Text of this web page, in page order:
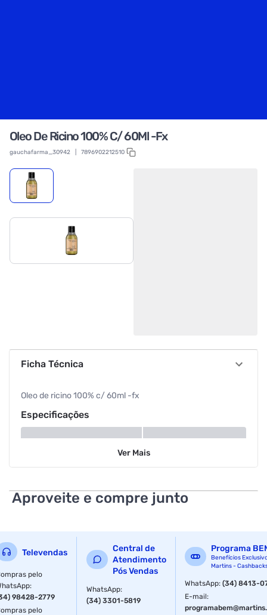
Oleo De Ricino 100% C/ 60Ml -Fx
gauchafarma_30942 7896902212510
Ficha Técnica
Oleo de ricino 100% c/ 60ml -fx
Especificações
Ver Mais
Aproveite e compre junto
Televendas
pelo
:
98428-2779
pelo
Central de
Atendimento
Pós Vendas
WhatsApp:
(34) 3301-5819
Programa
Benefícios
Martins -
WhatsApp:(34) 8413-
E-mail: